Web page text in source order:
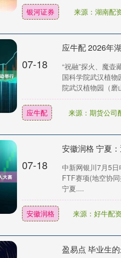
银河证券 来源：湖南配
07-18
应牛配 2026年
“祝融”探火、魔
国科学院武汉植
院武汉植物园（磨
应牛配 来源：期货公司
07-18
安徽润格 宁夏
中新网银川7月5
FTF赛项(地空协
宁夏....
安徽润格 来源：好牛配
盈易点 毕业生
4694.44 43.13 0.93%